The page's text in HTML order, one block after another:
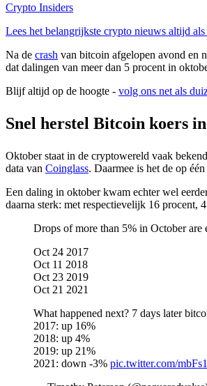
Crypto Insiders
Lees het belangrijkste crypto nieuws altijd als
Na de crash van bitcoin afgelopen avond en
dat dalingen van meer dan 5 procent in
Blijf altijd op de hoogte - volg ons net als
Snel herstel Bitcoin koers
Oktober staat in de cryptowereld vaak
data van Coinglass. Daarmee is het de op
Een daling in oktober kwam echter wel
daarna sterk: met respectievelijk 16 procent,
Drops of more than 5% in October are
Oct 24 2017
Oct 11 2018
Oct 23 2019
Oct 21 2021
What happened next? 7 days later
2017: up 16%
2018: up 4%
2019: up 21%
2021: down -3% pic.twitter.com/